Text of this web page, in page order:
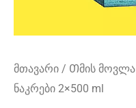
მთავარი / Თმის მოვლა
ნაკრები 2×500 ml